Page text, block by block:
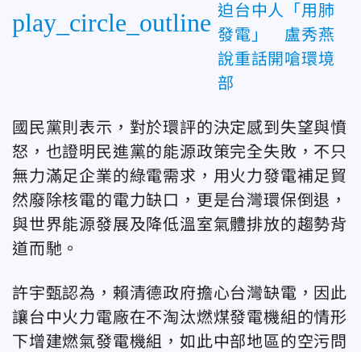
play_circle_outline 迫台中人「用肺
發電」 盧秀燕
說重話開嗆環境
部
國民黨則表示，對於環評的決定感到失望與憤
怒，也證明民進黨的能源政策完全失敗，不只
無力滿足企業的綠電需求，用火力發電補足貿
然廢除核電的電力缺口，更是台灣環保倒退，
與世界能源發展及降低溫室氣體排放的趨勢背
道而馳。
許宇甄認為，賴清德政府擔心台灣缺電，因此
讓台中火力電廠在不淘汰燃煤發電機組的情形
下增建燃氣發電機組，如此中部地區的空污問